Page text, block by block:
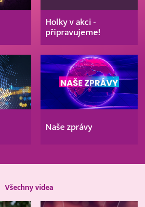
Holky v akci -
připravujeme!
Naše zprávy
Všechny videa